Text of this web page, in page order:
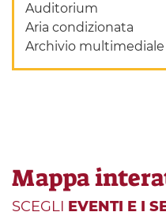
Auditorium
Aria condizionata
Archivio multimediale
Mappa
SCEGLI EVENTI E I